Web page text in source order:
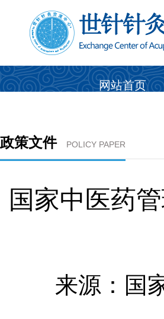
网站首页
政策文件 POLICY PAPER
国家中医药
来源：国